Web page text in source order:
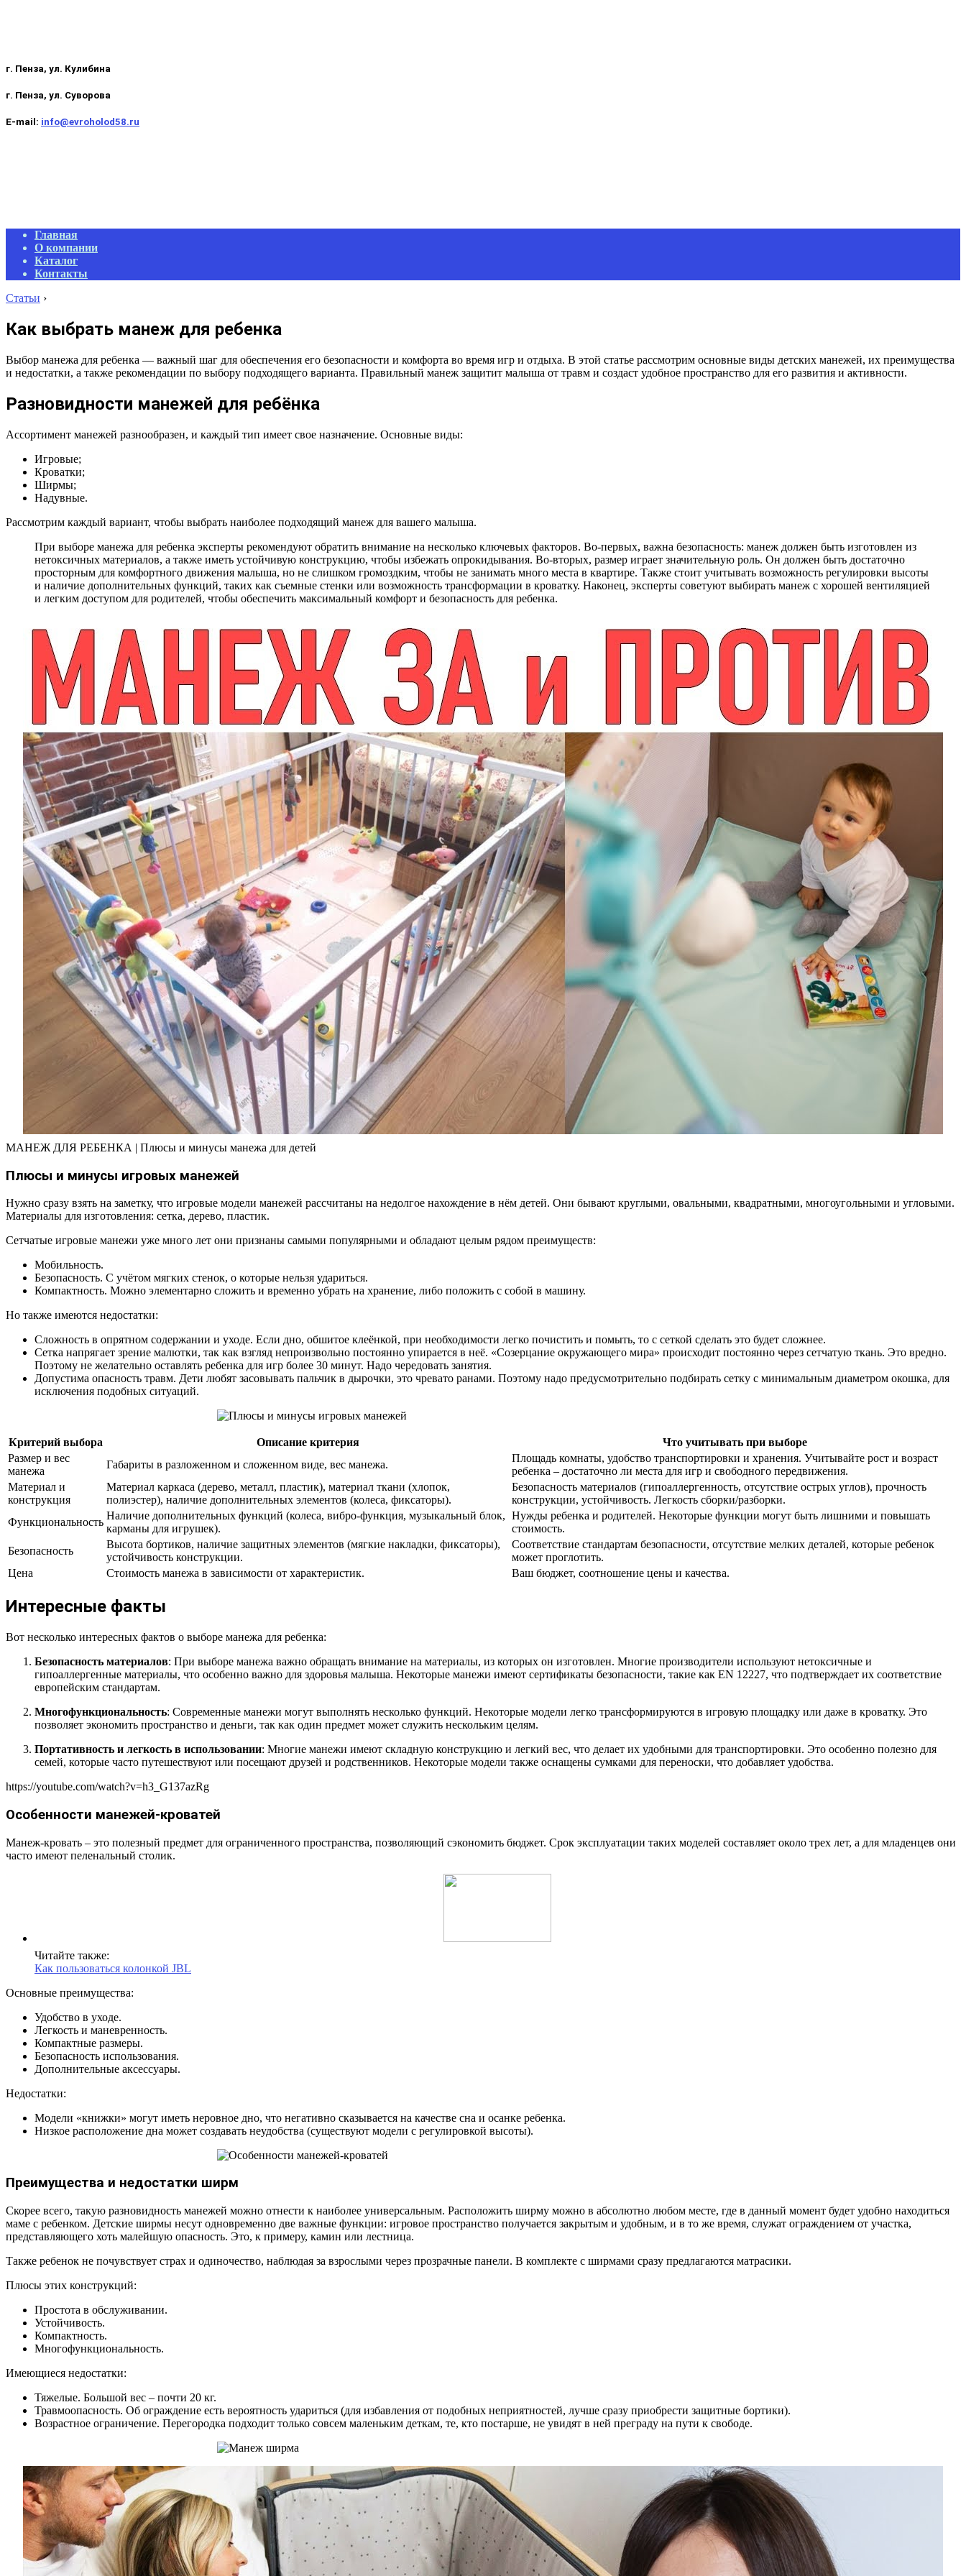
г. Пенза, ул. Кулибина
г. Пенза, ул. Суворова
E-mail: info@evroholod58.ru
Primary
Navigation
Menu
Главная
О компании
Каталог
Контакты
Статьи ›
Как выбрать манеж для ребенка
Выбор манежа для ребенка — важный шаг для обеспечения его безопасности и комфорта во время игр и отдыха. В этой статье рассмотрим основные виды детских манежей, их преимущества
и недостатки, а также рекомендации по выбору подходящего варианта. Правильный манеж защитит малыша от травм и создаст удобное пространство для его развития и активности.
Разновидности манежей для ребёнка
Ассортимент манежей разнообразен, и каждый тип имеет свое назначение. Основные виды:
Игровые;
Кроватки;
Ширмы;
Надувные.
Рассмотрим каждый вариант, чтобы выбрать наиболее подходящий манеж для вашего малыша.
При выборе манежа для ребенка эксперты рекомендуют обратить внимание на несколько ключевых факторов. Во-первых, важна безопасность: манеж должен быть изготовлен из
нетоксичных материалов, а также иметь устойчивую конструкцию, чтобы избежать опрокидывания. Во-вторых, размер играет значительную роль. Он должен быть достаточно
просторным для комфортного движения малыша, но не слишком громоздким, чтобы не занимать много места в квартире. Также стоит учитывать возможность регулировки высоты
и наличие дополнительных функций, таких как съемные стенки или возможность трансформации в кроватку. Наконец, эксперты советуют выбирать манеж с хорошей вентиляцией
и легким доступом для родителей, чтобы обеспечить максимальный комфорт и безопасность для ребенка.
МАНЕЖ ДЛЯ РЕБЕНКА | Плюсы и минусы манежа для детей
Плюсы и минусы игровых манежей
Нужно сразу взять на заметку, что игровые модели манежей рассчитаны на недолгое нахождение в нём детей. Они бывают круглыми, овальными, квадратными, многоугольными и угловыми.
Материалы для изготовления: сетка, дерево, пластик.
Сетчатые игровые манежи уже много лет они признаны самыми популярными и обладают целым рядом преимуществ:
Мобильность.
Безопасность. С учётом мягких стенок, о которые нельзя удариться.
Компактность. Можно элементарно сложить и временно убрать на хранение, либо положить с собой в машину.
Но также имеются недостатки:
Сложность в опрятном содержании и уходе. Если дно, обшитое клеёнкой, при необходимости легко почистить и помыть, то с сеткой сделать это будет сложнее.
Сетка напрягает зрение малютки, так как взгляд непроизвольно постоянно упирается в неё. «Созерцание окружающего мира» происходит постоянно через сетчатую ткань. Это вредно.
Поэтому не желательно оставлять ребенка для игр более 30 минут. Надо чередовать занятия.
Допустима опасность травм. Дети любят засовывать пальчик в дырочки, это чревато ранами. Поэтому надо предусмотрительно подбирать сетку с минимальным диаметром окошка, для
исключения подобных ситуаций.
Критерий выбора Описание критерия
Что учитывать при выборе
Размер и вес
манежа
Габариты в разложенном и сложенном виде, вес манежа.
Площадь комнаты, удобство транспортировки и хранения. Учитывайте рост и возраст
ребенка – достаточно ли места для игр и свободного передвижения.
Материал и
конструкция
Материал каркаса (дерево, металл, пластик), материал ткани (хлопок,
полиэстер), наличие дополнительных элементов (колеса, фиксаторы).
Безопасность материалов (гипоаллергенность, отсутствие острых углов), прочность
конструкции, устойчивость. Легкость сборки/разборки.
Функциональность
Наличие дополнительных функций (колеса, вибро-функция, музыкальный блок,
карманы для игрушек).
Нужды ребенка и родителей. Некоторые функции могут быть лишними и повышать
стоимость.
Безопасность
Высота бортиков, наличие защитных элементов (мягкие накладки, фиксаторы),
устойчивость конструкции.
Соответствие стандартам безопасности, отсутствие мелких деталей, которые ребенок
может проглотить.
Цена
Стоимость манежа в зависимости от характеристик. Ваш бюджет, соотношение цены и качества.
Интересные факты
Вот несколько интересных фактов о выборе манежа для ребенка:
Безопасность материалов: При выборе манежа важно обращать внимание на материалы, из которых он изготовлен. Многие производители используют нетоксичные и
гипоаллергенные материалы, что особенно важно для здоровья малыша. Некоторые манежи имеют сертификаты безопасности, такие как EN 12227, что подтверждает их соответствие
европейским стандартам.
Многофункциональность: Современные манежи могут выполнять несколько функций. Некоторые модели легко трансформируются в игровую площадку или даже в кроватку. Это
позволяет экономить пространство и деньги, так как один предмет может служить нескольким целям.
Портативность и легкость в использовании: Многие манежи имеют складную конструкцию и легкий вес, что делает их удобными для транспортировки. Это особенно полезно для
семей, которые часто путешествуют или посещают друзей и родственников. Некоторые модели также оснащены сумками для переноски, что добавляет удобства.
https://youtube.com/watch?v=h3_G137azRg
Особенности манежей-кроватей
Манеж-кровать – это полезный предмет для ограниченного пространства, позволяющий сэкономить бюджет. Срок эксплуатации таких моделей составляет около трех лет, а для младенцев они
часто имеют пеленальный столик.
Читайте также:
Как пользоваться колонкой JBL
Основные преимущества:
Удобство в уходе.
Легкость и маневренность.
Компактные размеры.
Безопасность использования.
Дополнительные аксессуары.
Недостатки:
Модели «книжки» могут иметь неровное дно, что негативно сказывается на качестве сна и осанке ребенка.
Низкое расположение дна может создавать неудобства (существуют модели с регулировкой высоты).
Преимущества и недостатки ширм
Скорее всего, такую разновидность манежей можно отнести к наиболее универсальным. Расположить ширму можно в абсолютно любом месте, где в данный момент будет удобно находиться
маме с ребенком. Детские ширмы несут одновременно две важные функции: игровое пространство получается закрытым и удобным, и в то же время, служат ограждением от участка,
представляющего хоть малейшую опасность. Это, к примеру, камин или лестница.
Также ребенок не почувствует страх и одиночество, наблюдая за взрослыми через прозрачные панели. В комплекте с ширмами сразу предлагаются матрасики.
Плюсы этих конструкций:
Простота в обслуживании.
Устойчивость.
Компактность.
Многофункциональность.
Имеющиеся недостатки:
Тяжелые. Большой вес – почти 20 кг.
Травмоопасность. Об ограждение есть вероятность удариться (для избавления от подобных неприятностей, лучше сразу приобрести защитные бортики).
Возрастное ограничение. Перегородка подходит только совсем маленьким деткам, те, кто постарше, не увидят в ней преграду на пути к свободе.